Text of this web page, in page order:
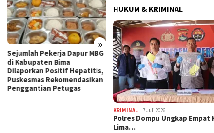
»
Jelang HUT Ke-81 RI, Tokoh
Pemuda NTB Ajak Seluruh
Elemen Bangsa Perkuat
Persatuan
Kota Bima Catat Inflasi 4,06
Persen pada Juli 2026, Lebih
Tinggi dari Sumbawa
HUKUM & KRIMINAL
KRIMINAL 7 Juli 2026
Polres Dompu Ungkap Empat
Lima…